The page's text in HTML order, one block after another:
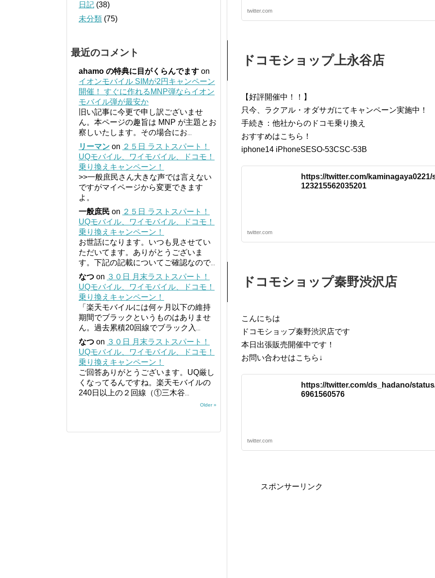
twitter.com
ドコモショップ上永谷店
【好評開催中！！】
只今、ラクアル・オダサガにてキャンペーン実施中！
手続き：他社からのドコモ乗り換え
おすすめはこちら！
iphone14 iPhoneSESO-53CSC-53B
https://twitter.com/kaminagaya0221/
123215562035201
twitter.com
ドコモショップ秦野渋沢店
こんにちは
ドコモショップ秦野渋沢店です
本日出張販売開催中です！
お問い合わせはこちら↓
https://twitter.com/ds_hadano/
6961560576
twitter.com
スポンサーリンク
日記 (38)
未分類 (75)
最近のコメント
ahamo の特典に目がくらんでます on
イオンモバイル SIMが2円キャンペーン
開催！ すぐに作れるMNP弾ならイオン
モバイル弾が最安か
旧い記事に今更で申し訳ございませ
ん。本ページの趣旨は MNP が主題とお
察しいたします。その場合にお
リーマン on ２５日 ラストスパート！
UQモバイル、ワイモバイル、ドコモ！
乗り換えキャンペーン！
>>一般庶民さん大きな声では言えない
ですがマイページから変更できます
よ。
一般庶民 on ２５日 ラストスパート！
UQモバイル、ワイモバイル、ドコモ！
乗り換えキャンペーン！
お世話になります。いつも見させてい
ただいてます。ありがとうございま
す。下記の記載についてご確認なので...
なつ on ３０日 月末ラストスパート！
UQモバイル、ワイモバイル、ドコモ！
乗り換えキャンペーン！
「楽天モバイルには何ヶ月以下の維持
期間でブラックというものはありませ
ん。過去累積20回線でブラック入
なつ on ３０日 月末ラストスパート！
UQモバイル、ワイモバイル、ドコモ！
乗り換えキャンペーン！
ご回答ありがとうございます。UQ厳し
くなってるんですね。楽天モバイルの
240日以上の２回線（①三木谷
Older »